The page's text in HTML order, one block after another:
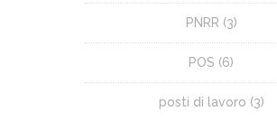
PNRR (3)
POS (6)
posti di lavoro (3)